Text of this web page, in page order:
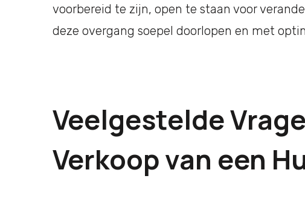
voorbereid te zijn, open te staan voor
deze overgang soepel doorlopen en met
Veelgestelde
Verkoop van een